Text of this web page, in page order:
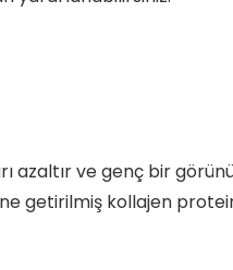
azaltır ve genç bir
getirilmiş kollajen